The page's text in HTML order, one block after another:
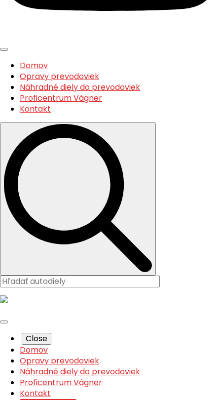
Domov
Opravy prevodoviek
Náhradné diely do prevodoviek
Proficentrum Vágner
Kontakt
Search
Close
Domov
Opravy prevodoviek
Náhradné diely do prevodoviek
Proficentrum Vágner
Kontakt